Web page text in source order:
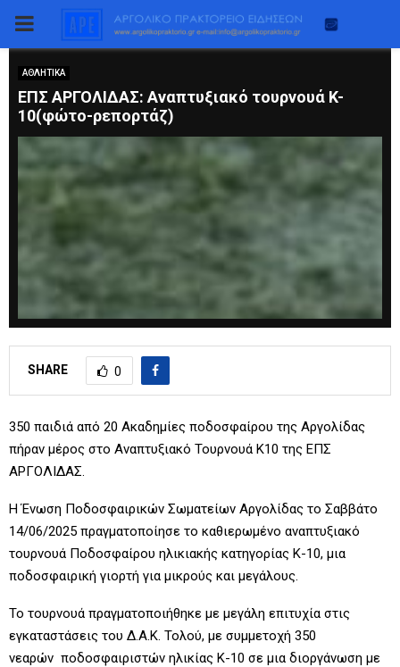
PRIMARY
MENU
ΑΘΛΗΤΙΚΑ
ΕΠΣ ΑΡΓΟΛΙΔΑΣ: Αναπτυξιακό τουρνουά K-
10(φώτο-ρεπορτάζ)
SHARE 0
350 παιδιά από 20 Ακαδημίες ποδοσφαίρου της Αργολίδας
πήραν μέρος στο Αναπτυξιακό Τουρνουά Κ10 της ΕΠΣ
ΑΡΓΟΛΙΔΑΣ.
Η Ένωση Ποδοσφαιρικών Σωματείων Αργολίδας το Σαββάτο
14/06/2025 πραγματοποίησε το καθιερωμένο αναπτυξιακό
τουρνουά Ποδοσφαίρου ηλικιακής κατηγορίας Κ-10, μια
ποδοσφαιρική γιορτή για μικρούς και μεγάλους.
Το τουρνουά πραγματοποιήθηκε με μεγάλη επιτυχία στις
εγκαταστάσεις του Δ.Α.Κ. Τολού, με συμμετοχή 350
νεαρών ποδοσφαιριστών ηλικίας Κ-10 σε μια διοργάνωση με